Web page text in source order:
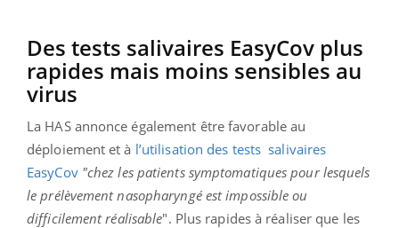
Des tests salivaires EasyCov plus
rapides mais moins sensibles au
virus
La HAS annonce également être favorable au
déploiement et à l’utilisation des tests salivaires
EasyCov "chez les patients symptomatiques pour lesquels
le prélèvement nasopharyngé est impossible ou
difficilement réalisable". Plus rapides à réaliser que les